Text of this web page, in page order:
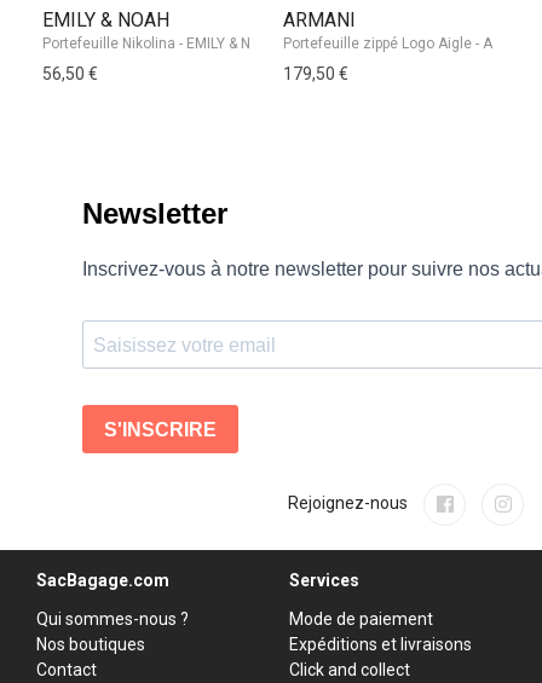
EMILY & NOAH
56,50 €
ARMANI
179,50 €
Rejoignez-nous
SacBagage.com
Qui sommes-nous ?
Nos boutiques
Contact
Services
Mode de paiement
Expéditions et livraisons
Click and collect